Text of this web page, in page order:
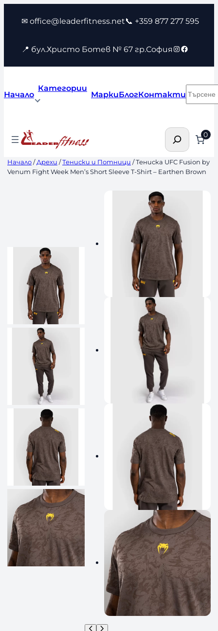
съдържанието
✉ office@leaderfitness.net📞 +359 877 277 595
📍 бул.Христо Ботев № 67 гр.София Instagram
Facebook
Начало
Категории
МаркиБлогКонтакти
Търсене 0
Начало/Дрехи /Тениски и Потници / Тениска UFC Fusion by
Venum Fight Week Men’s Short Sleeve T-Shirt – Earthen Brown